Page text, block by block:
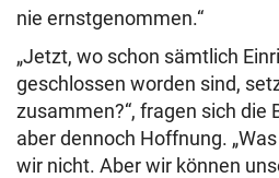
nie ernstgenommen.“
„Jetzt, wo schon sämtlich
geschlossen worden sind,
zusammen?“, fragen sich die
aber dennoch Hoffnung.
wir nicht. Aber wir können